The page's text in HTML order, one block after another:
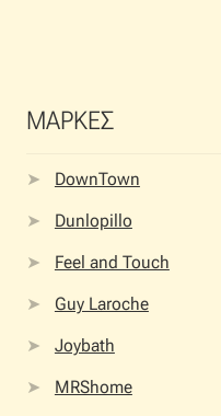
ΜΑΡΚΕΣ
DownTown
Dunlopillo
Feel and Touch
Guy Laroche
Joybath
MRShome